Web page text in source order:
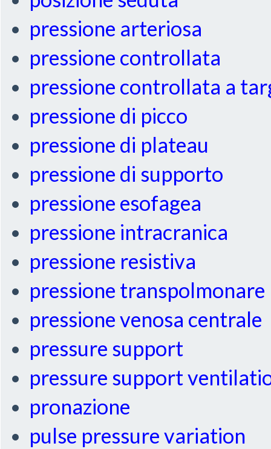
pressione arteriosa
pressione controllata
pressione controllata a
pressione di picco
pressione di plateau
pressione di supporto
pressione esofagea
pressione intracranica
pressione resistiva
pressione transpolmonare
pressione venosa centrale
pressure support
pressure support
pronazione
pulse pressure variation